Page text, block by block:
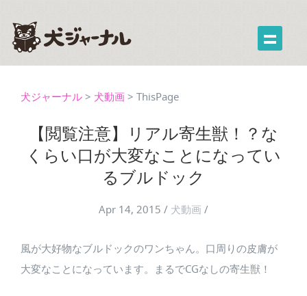
犬ジャーナル > 犬動画 > ThisPage
【閲覧注意】リアル寄生獣！？な
くらい口が大変なことになってい
るブルドック
Apr 14, 2015 / 犬動画 /
風が大好物なブルドックのワンちゃん。口周りの皮膚が
大変なことになっています。まるでCGなしの寄生獣！